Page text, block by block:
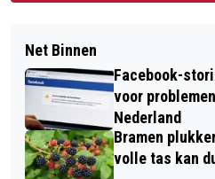
Net Binnen
Facebook-
voor
Nederland
Bramen
volle tas kan